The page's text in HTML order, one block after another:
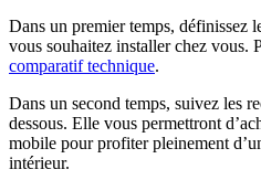
Dans un premier temps, définissez
vous souhaitez installer chez vous.
comparatif technique.
Dans un second temps, suivez les
dessous. Elle vous permettront
mobile pour profiter pleinement
intérieur.